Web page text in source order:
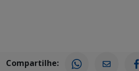
Compartilhe: